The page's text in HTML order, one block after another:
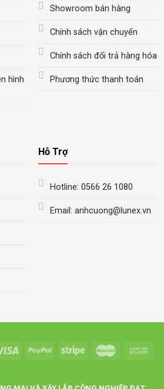
hình
Showroom bán hàng
Chính sách vận chuyển
Chính sách đổi trả hàng hóa
Phương thức thanh toán
Hỗ Trợ
Hotline: 0566 26 1080
Email: anhcuong@lunex.vn